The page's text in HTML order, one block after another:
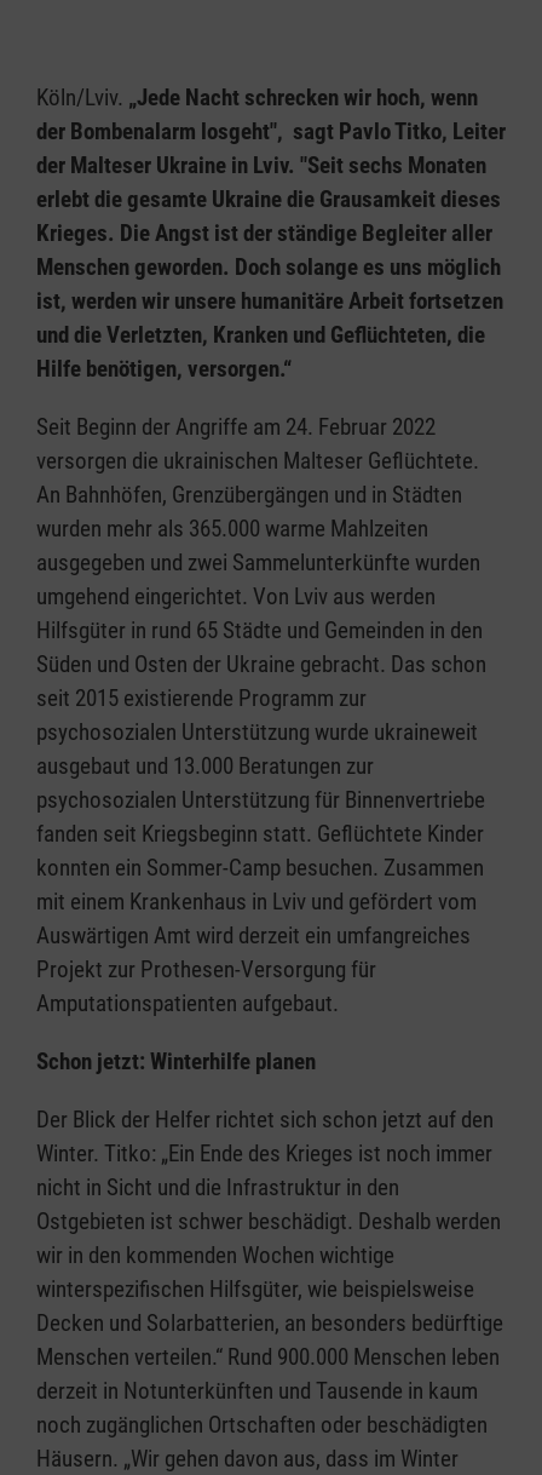
Köln/Lviv. „Jede Nacht schrecken wir hoch, wenn
der Bombenalarm losgeht", sagt Pavlo Titko, Leiter
der Malteser Ukraine in Lviv. "Seit sechs Monaten
erlebt die gesamte Ukraine die Grausamkeit dieses
Krieges. Die Angst ist der ständige Begleiter aller
Menschen geworden. Doch solange es uns möglich
ist, werden wir unsere humanitäre Arbeit fortsetzen
und die Verletzten, Kranken und Geflüchteten, die
Hilfe benötigen, versorgen.“
Seit Beginn der Angriffe am 24. Februar 2022
versorgen die ukrainischen Malteser Geflüchtete.
An Bahnhöfen, Grenzübergängen und in Städten
wurden mehr als 365.000 warme Mahlzeiten
ausgegeben und zwei Sammelunterkünfte wurden
umgehend eingerichtet. Von Lviv aus werden
Hilfsgüter in rund 65 Städte und Gemeinden in den
Süden und Osten der Ukraine gebracht. Das schon
seit 2015 existierende Programm zur
psychosozialen Unterstützung wurde ukraineweit
ausgebaut und 13.000 Beratungen zur
psychosozialen Unterstützung für Binnenvertriebe
fanden seit Kriegsbeginn statt. Geflüchtete Kinder
konnten ein Sommer-Camp besuchen. Zusammen
mit einem Krankenhaus in Lviv und gefördert vom
Auswärtigen Amt wird derzeit ein umfangreiches
Projekt zur Prothesen-Versorgung für
Amputationspatienten aufgebaut.
Schon jetzt: Winterhilfe planen
Der Blick der Helfer richtet sich schon jetzt auf den
Winter. Titko: „Ein Ende des Krieges ist noch immer
nicht in Sicht und die Infrastruktur in den
Ostgebieten ist schwer beschädigt. Deshalb werden
wir in den kommenden Wochen wichtige
winterspezifischen Hilfsgüter, wie beispielsweise
Decken und Solarbatterien, an besonders bedürftige
Menschen verteilen.“ Rund 900.000 Menschen leben
derzeit in Notunterkünften und Tausende in kaum
noch zugänglichen Ortschaften oder beschädigten
Häusern. „Wir gehen davon aus, dass im Winter